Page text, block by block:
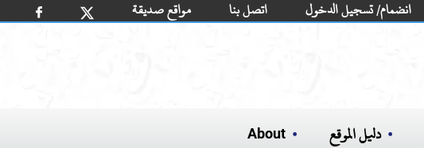
مواقع صديقة اتصل بنا انضمام/ تسجيل الدخول
دليل الموقع About